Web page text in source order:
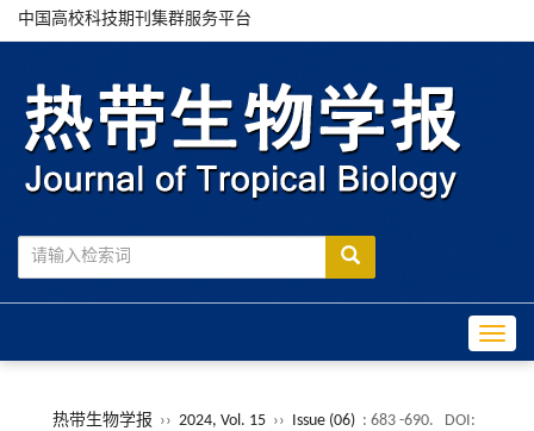
中国高校科技期刊集群服务平台
热带生物学报 ›› 2024, Vol. 15 ›› Issue (06) : 683 -690.
DOI: